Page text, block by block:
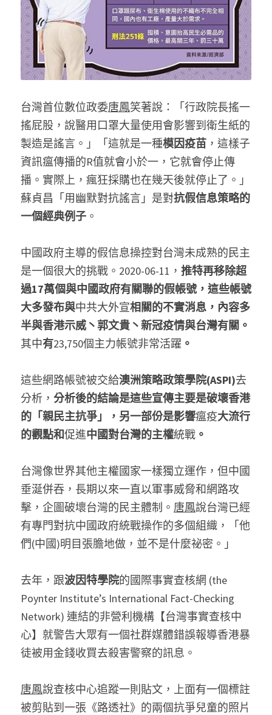
台灣首位數位政委唐鳳笑著說：「行政院長搖一
搖屁股，說醫用口罩大量使用會影響到衛生紙的
製造是謠言。」「這就是一種模因疫苗 ，這樣子
資訊瘟傳播的R值就會小於一，它就會停止傳
播。實際上，瘋狂採購也在幾天後就停止了。」
蘇貞昌「用幽默對抗謠言」是對抗假信息策略的
一個經典例子 。
中國政府主導的假信息操控對台灣未成熟的民主
是一個很大的挑戰。2020-06-11， 推特再移除超
過17萬個與中國政府有關聯的假帳號，這些帳號
大多發布與中共大外宣相關的不實消息，內容多
半與香港示威丶郭文貴丶新冠疫情與台灣有關。
其中有23,750個主力帳號非常活躍 。
這些網路帳號被交給澳洲策略政策學院(ASPI)去
分析， 分析後的結論是這些宣傳主要是破壞香港
的「親民主抗爭」，另一部份是影響瘟疫大流行
的觀點和促進中國對台灣的主權統戰 。
台灣像世界其他主權國家一樣獨立運作，但中國
垂涎併吞，長期以來一直以軍事威脅和網路攻
擊，企圖破壞台灣的民主體制。 唐鳳說台灣已經
有專門對抗中國政府統戰操作的多個組織，「他
們(中國)明目張膽地做，並不是什麼祕密。」
去年，跟波因特學院的國際事實查核網 (the
Poynter Institute’s International Fact-Checking
Network) 連結的非營利機構【台灣事實查核中
心】就警告大眾有一個社群媒體錯誤報導香港暴
徒被用金錢收買去殺害警察的訊息。
唐鳳說查核中心追蹤一則貼文，上面有一個標註
被剪貼到一張《路透社》的兩個抗爭兒童的照片